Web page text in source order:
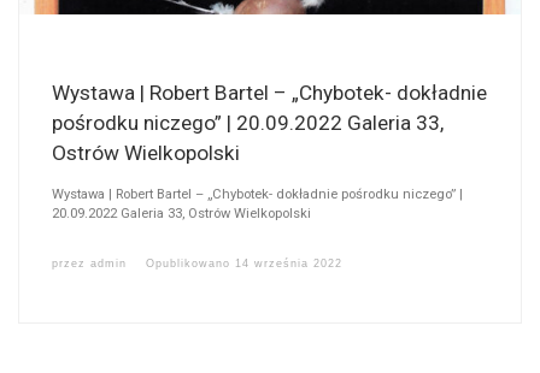
Wystawa | Robert Bartel – „Chybotek- dokładnie
pośrodku niczego” | 20.09.2022 Galeria 33,
Ostrów Wielkopolski
Wystawa | Robert Bartel – „Chybotek- dokładnie pośrodku niczego” |
20.09.2022 Galeria 33, Ostrów Wielkopolski
przezadmin Opublikowano 14 września 2022